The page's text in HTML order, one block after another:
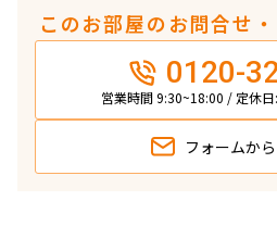
このお部屋のお問合せ
0120-
営業時間 9:30~18:00 / 定休
フォームから